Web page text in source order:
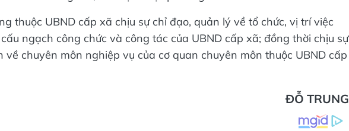
thuộc UBND cấp xã chịu sự chỉ đạo, quản lý về tổ chức, vị trí việc
ngạch công chức và công tác của UBND cấp xã; đồng thời chịu sự
về chuyên môn nghiệp vụ của cơ quan chuyên môn thuộc UBND cấp
ĐỖ TRUNG